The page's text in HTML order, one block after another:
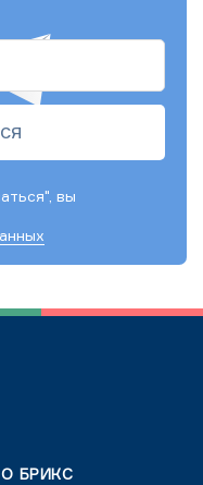
вы
БРИКС